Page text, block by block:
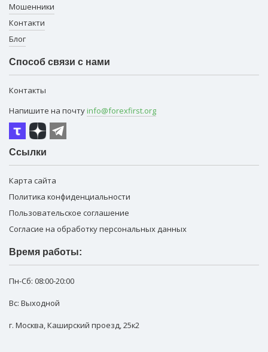
Мошенники
Контакти
Блог
Способ связи с нами
Контакты
Напишите на почту info@forexfirst.org
Ссылки
Карта сайта
Политика конфиденциальности
Пользовательское соглашение
Согласие на обработку персональных данных
Время работы:
Пн-Сб: 08:00-20:00
Вс: Выходной
г. Москва,Каширский проезд, 25к2